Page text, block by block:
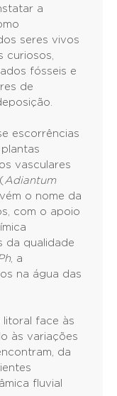
a
seres vivos
curiosos,
fósseis e
de
escorrências
vasculares
Adiantum
o nome da
com o apoio
da qualidade
, a
na água das
face às
às variações
da
fluvial